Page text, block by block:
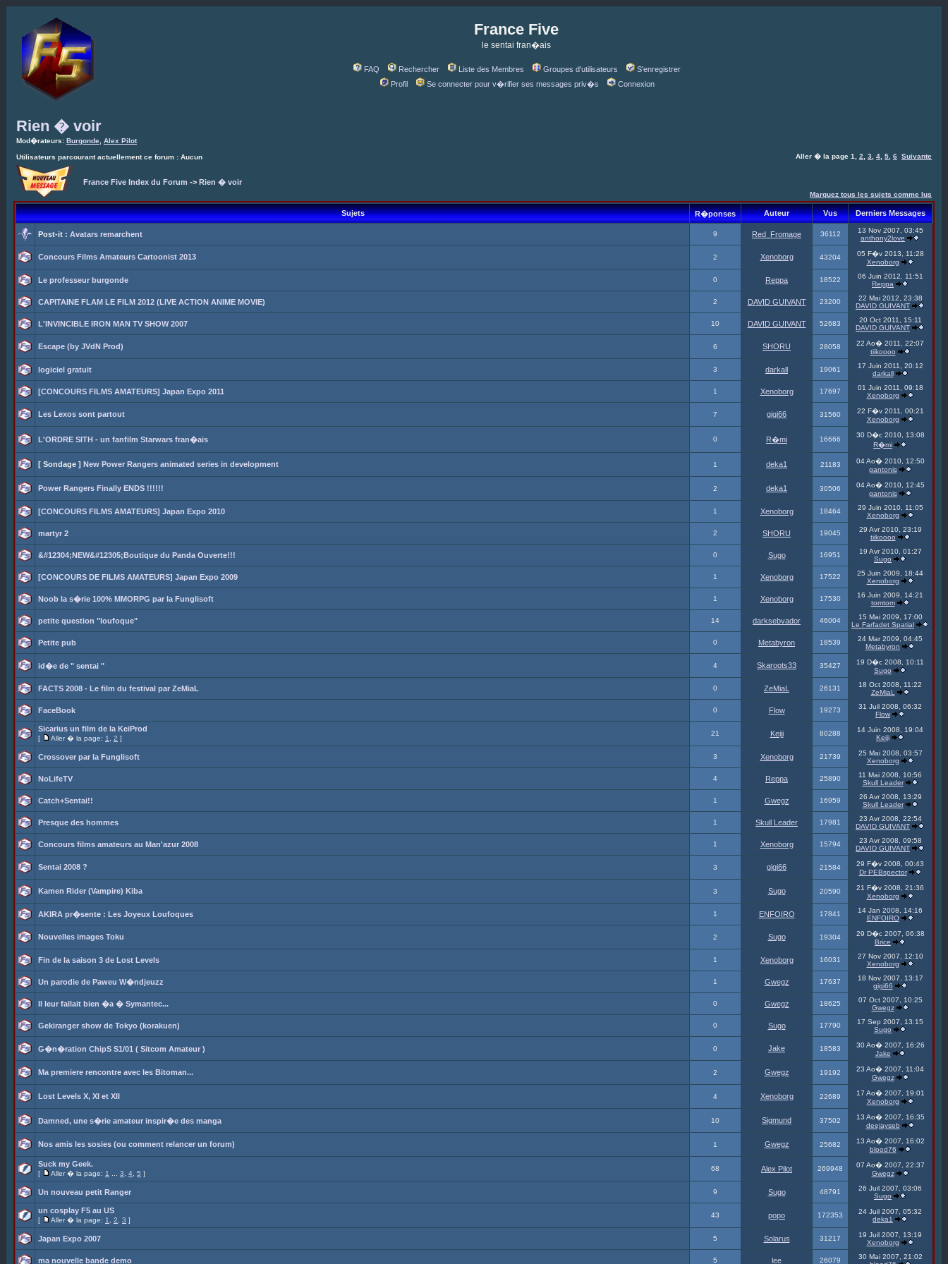
France Five
le sentai fran�ais
FAQ Rechercher Liste des Membres Groupes d'utilisateurs
S'enregistrer
Profil
Se connecter pour v�rifier ses messages priv�s Connexion
Rien � voir
Mod�rateurs: Burgonde Alex Pilot
Utilisateurs parcourant actuellement ce forum : Aucun Aller � la page 1 2 3 4 5 6 Suivante
France Five Index du Forum -> Rien � voir
Marquez tous les sujets comme lus
Sujets R�ponses Auteur Vus Derniers Messages
Post-it : Avatars remarchent 9 Red_Fromage 36112
13 Nov 2007, 03:45
anthony2love
Concours Films Amateurs Cartoonist 2013 2 Xenoborg 43204
05 F�v 2013, 11:28
Xenoborg
Le professeur burgonde 0 Reppa 18522
06 Juin 2012, 11:51
Reppa
CAPITAINE FLAM LE FILM 2012 (LIVE ACTION ANIME MOVIE) 2 DAVID GUIVANT 23200
22 Mai 2012, 23:38
DAVID GUIVANT
L'INVINCIBLE IRON MAN TV SHOW 2007 10 DAVID GUIVANT 52683
20 Oct 2011, 15:11
DAVID GUIVANT
Escape (by JVdN Prod) 6 SHORU 28058
22 Ao� 2011, 22:07
tiikoooo
logiciel gratuit 3 darkall 19061
17 Juin 2011, 20:12
darkall
[CONCOURS FILMS AMATEURS] Japan Expo 2011 1 Xenoborg 17697
01 Juin 2011, 09:18
Xenoborg
Les Lexos sont partout 7 gigi66 31560
22 F�v 2011, 00:21
Xenoborg
L'ORDRE SITH - un fanfilm Starwars fran�ais 0 R�mi 16666
30 D�c 2010, 13:08
R�mi
[ Sondage ] New Power Rangers animated series in development 1 deka1 21183
04 Ao� 2010, 12:50
gantonis
Power Rangers Finally ENDS !!!!!! 2 deka1 30506
04 Ao� 2010, 12:45
gantonis
[CONCOURS FILMS AMATEURS] Japan Expo 2010 1 Xenoborg 18464
29 Juin 2010, 11:05
Xenoborg
martyr 2 2 SHORU 19045
29 Avr 2010, 23:19
tiikoooo
&#12304;NEW&#12305;Boutique du Panda Ouverte!!! 0 Sugo 16951
19 Avr 2010, 01:27
Sugo
[CONCOURS DE FILMS AMATEURS] Japan Expo 2009 1 Xenoborg 17522
25 Juin 2009, 18:44
Xenoborg
Noob la s�rie 100% MMORPG par la Funglisoft 1 Xenoborg 17530
16 Juin 2009, 14:21
tomtom
petite question "loufoque" 14 darksebvador 46004
15 Mai 2009, 17:00
Le Farfadet Spatial
Petite pub 0 Metabyron 18539
24 Mar 2009, 04:45
Metabyron
id�e de " sentai " 4 Skaroots33 35427
19 D�c 2008, 10:11
Sugo
FACTS 2008 - Le film du festival par ZeMiaL 0 ZeMiaL 26131
18 Oct 2008, 11:22
ZeMiaL
FaceBook 0 Flow 19273
31 Juil 2008, 06:32
Flow
Sicarius un film de la KeiProd
[ Aller � la page: 1 2 ]
21 Keiji 80288
14 Juin 2008, 19:04
Keiji
Crossover par la Funglisoft 3 Xenoborg 21739
25 Mai 2008, 03:57
Xenoborg
NoLifeTV 4 Reppa 25890
11 Mai 2008, 10:56
Skull Leader
Catch+Sentai!! 1 Gwegz 16959
26 Avr 2008, 13:29
Skull Leader
Presque des hommes 1 Skull Leader 17981
23 Avr 2008, 22:54
DAVID GUIVANT
Concours films amateurs au Man'azur 2008 1 Xenoborg 15794
23 Avr 2008, 09:58
DAVID GUIVANT
Sentai 2008 ? 3 gigi66 21584
29 F�v 2008, 00:43
Dr PEBspector
Kamen Rider (Vampire) Kiba 3 Sugo 20590
21 F�v 2008, 21:36
Xenoborg
AKIRA pr�sente : Les Joyeux Loufoques 1 ENFOIRO 17841
14 Jan 2008, 14:16
ENFOIRO
Nouvelles images Toku 2 Sugo 19304
29 D�c 2007, 06:38
Brice
Fin de la saison 3 de Lost Levels 1 Xenoborg 16031
27 Nov 2007, 12:10
Xenoborg
Un parodie de Paweu W�ndjeuzz 1 Gwegz 17637
18 Nov 2007, 13:17
gigi66
Il leur fallait bien �a � Symantec... 0 Gwegz 18625
07 Oct 2007, 10:25
Gwegz
Gekiranger show de Tokyo (korakuen) 0 Sugo 17790
17 Sep 2007, 13:15
Sugo
G�n�ration ChipS S1/01 ( Sitcom Amateur ) 0 Jake 18583
30 Ao� 2007, 16:26
Jake
Ma premiere rencontre avec les Bitoman... 2 Gwegz 19192
23 Ao� 2007, 11:04
Gwegz
Lost Levels X, XI et XII 4 Xenoborg 22689
17 Ao� 2007, 19:01
Xenoborg
Damned, une s�rie amateur inspir�e des manga 10 Sigmund 37502
13 Ao� 2007, 16:35
deejayseb
Nos amis les sosies (ou comment relancer un forum) 1 Gwegz 25682
13 Ao� 2007, 16:02
blood76
Suck my Geek.
[ Aller � la page: 1 3 4 5 ]
68 Alex Pilot 269948
07 Ao� 2007, 22:37
Gwegz
Un nouveau petit Ranger 9 Sugo 48791
26 Juil 2007, 03:06
Sugo
un cosplay F5 au US
[ Aller � la page: 1 2 3 ]
43 popo 172353
24 Juil 2007, 05:32
deka1
Japan Expo 2007 5 Solarus 31217
19 Juil 2007, 13:19
Xenoborg
ma nouvelle bande demo 5 lee 26079
30 Mai 2007, 21:02